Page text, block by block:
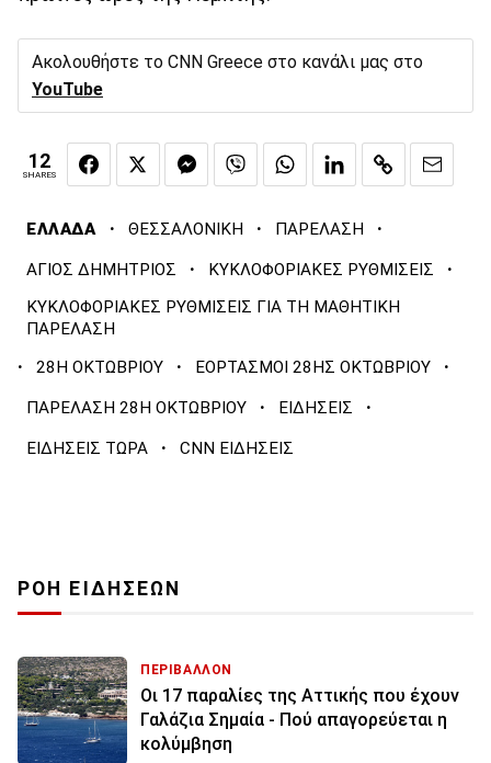
Ακολουθήστε το CNN Greece στο κανάλι μας στο
YouTube
12
SHARES
ΕΛΛΑΔΑ · ΘΕΣΣΑΛΟΝΙΚΗ · ΠΑΡΕΛΑΣΗ ·
ΑΓΙΟΣ ΔΗΜΗΤΡΙΟΣ · ΚΥΚΛΟΦΟΡΙΑΚΕΣ ΡΥΘΜΙΣΕΙΣ ·
ΚΥΚΛΟΦΟΡΙΑΚΕΣ ΡΥΘΜΙΣΕΙΣ ΓΙΑ ΤΗ ΜΑΘΗΤΙΚΗ
ΠΑΡΕΛΑΣΗ
· 28Η ΟΚΤΩΒΡΙΟΥ · ΕΟΡΤΑΣΜΟΙ 28ΗΣ ΟΚΤΩΒΡΙΟΥ ·
ΠΑΡΕΛΑΣΗ 28Η ΟΚΤΩΒΡΙΟΥ · ΕΙΔΗΣΕΙΣ ·
ΕΙΔΗΣΕΙΣ ΤΩΡΑ · CNN ΕΙΔΗΣΕΙΣ
ΡΟΗ ΕΙΔΗΣΕΩΝ
ΠΕΡΙΒΑΛΛΟΝ
Οι 17 παραλίες της Αττικής που έχουν
Γαλάζια Σημαία - Πού απαγορεύεται η
κολύμβηση